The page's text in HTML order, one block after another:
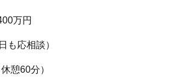
万円
も応相談）
憩60分）